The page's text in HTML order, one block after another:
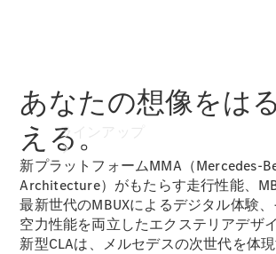
プライバシ
ーポリシー
ラインアップ
あなたの想像をは
える。
新プラットフォームMMA（Mercedes-
Architecture）がもたらす走行性能、
最新世代のMBUXによるデジタル体験
空力性能を両立したエクステリアデザイ
新型CLAは、メルセデスの次世代を体現